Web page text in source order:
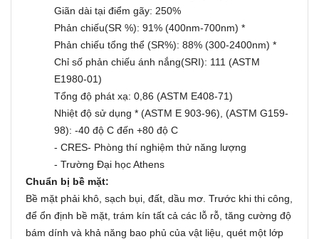
Giãn dài tại điểm gãy: 250%
Phản chiếu(SR %): 91% (400nm-700nm) *
Phản chiếu tổng thể (SR%): 88% (300-2400nm) *
Chỉ số phản chiếu ánh nắng(SRI): 111 (ASTM
E1980-01)
Tổng độ phát xạ: 0,86 (ASTM E408-71)
Nhiệt độ sử dụng * (ASTM E 903-96), (ASTM G159-
98): -40 độ C đến +80 độ C
- CRES- Phòng thí nghiệm thử năng lượng
- Trường Đại học Athens
Chuẩn bị bề mặt:
Bề mặt phải khô, sạch bụi, đất, dầu mơ. Trước khi thi công,
để ổn định bề mặt, trám kín tất cả các lỗ rỗ, tăng cường độ
bám dính và khả năng bao phủ của vật liệu, quét một lớp